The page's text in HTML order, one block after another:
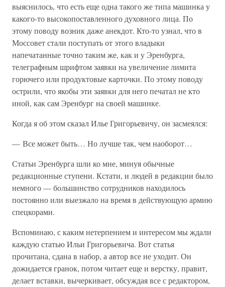
выяснилось, что есть еще одна такого же типа машинка у
какого-то высокопоставленного духовного лица. По
этому поводу возник даже анекдот. Кто-то узнал, что в
Моссовет стали поступать от этого владыки
напечатанные точно таким же, как и у Эренбурга,
телеграфным шрифтом заявки на увеличение лимита
горючего или продуктовые карточки. По этому поводу
острили, что якобы эти заявки для него печатал не кто
иной, как сам Эренбург на своей машинке.
Когда я об этом сказал Илье Григорьевичу, он засмеялся:
— Все может быть… Но лучше так, чем наоборот…
Статьи Эренбурга шли ко мне, минуя обычные
редакционные ступени. Кстати, и людей в редакции было
немного — большинство сотрудников находилось
постоянно или выезжало на время в действующую армию
спецкорами.
Вспоминаю, с каким нетерпением и интересом мы ждали
каждую статью Ильи Григорьевича. Вот статья
прочитана, сдана в набор, а автор все не уходит. Он
дожидается гранок, потом читает еще и верстку, правит,
делает вставки, вычеркивает, обсуждая все с редактором,